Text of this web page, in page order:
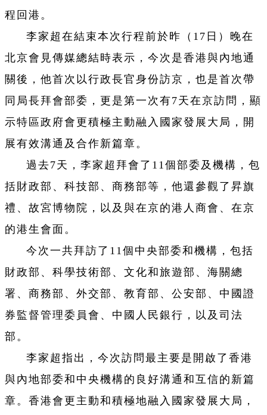
程回港。
李家超在結束本次行程前於昨（17日）晚在
北京會見傳媒總結時表示，今次是香港與內地通
關後，他首次以行政長官身份訪京，也是首次帶
同局長拜會部委，更是第一次有7天在京訪問，顯
示特區政府會更積極主動融入國家發展大局，開
展有效溝通及合作新篇章。
過去7天，李家超拜會了11個部委及機構，包
括財政部、科技部、商務部等，他還參觀了昇旗
禮、故宮博物院，以及與在京的港人商會、在京
的港生會面。
今次一共拜訪了11個中央部委和機構，包括
財政部、科學技術部、文化和旅遊部、海關總
署、商務部、外交部、教育部、公安部、中國證
券監督管理委員會、中國人民銀行，以及司法
部。
李家超指出，今次訪問最主要是開啟了香港
與內地部委和中央機構的良好溝通和互信的新篇
章。香港會更主動和積極地融入國家發展大局，